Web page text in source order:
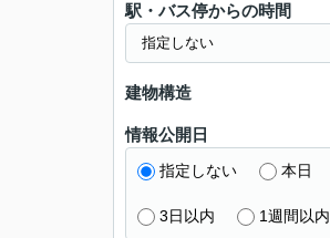
駅・バス停からの時間
建物構造
情報公開日
指定しない 本日
3日以内 1週間以内